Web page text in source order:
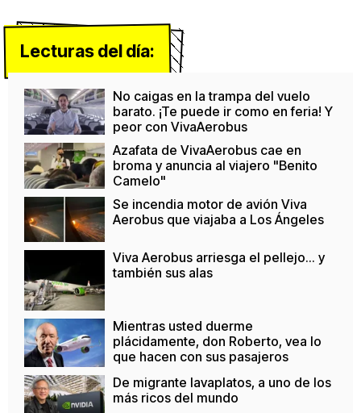
Lecturas del día:
No caigas en la trampa del vuelo
barato. ¡Te puede ir como en feria! Y
peor con VivaAerobus
Azafata de VivaAerobus cae en
broma y anuncia al viajero "Benito
Camelo"
Se incendia motor de avión Viva
Aerobus que viajaba a Los Ángeles
Viva Aerobus arriesga el pellejo... y
también sus alas
Mientras usted duerme
plácidamente, don Roberto, vea lo
que hacen con sus pasajeros
De migrante lavaplatos, a uno de los
más ricos del mundo